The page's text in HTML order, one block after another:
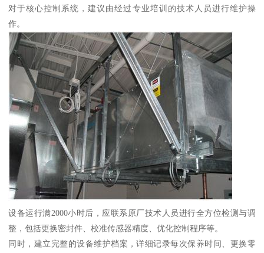
对于核心控制系统，建议由经过专业培训的技术人员进行维护操
作。
设备运行满2000小时后，应联系原厂技术人员进行全方位检测与调
整，包括更换密封件、校准传感器精度、优化控制程序等。
同时，建立完整的设备维护档案，详细记录每次保养时间、更换零